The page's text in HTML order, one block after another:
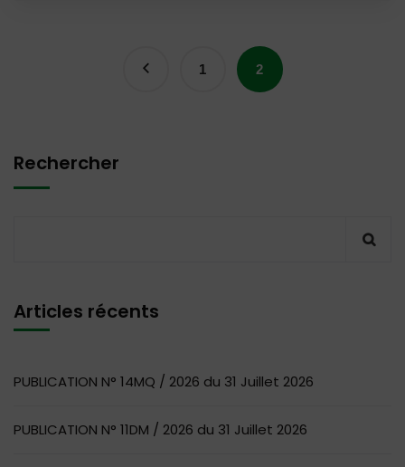
1 2
Rechercher
Articles récents
PUBLICATION N° 14MQ / 2026 du 31 Juillet 2026
PUBLICATION N° 11DM / 2026 du 31 Juillet 2026